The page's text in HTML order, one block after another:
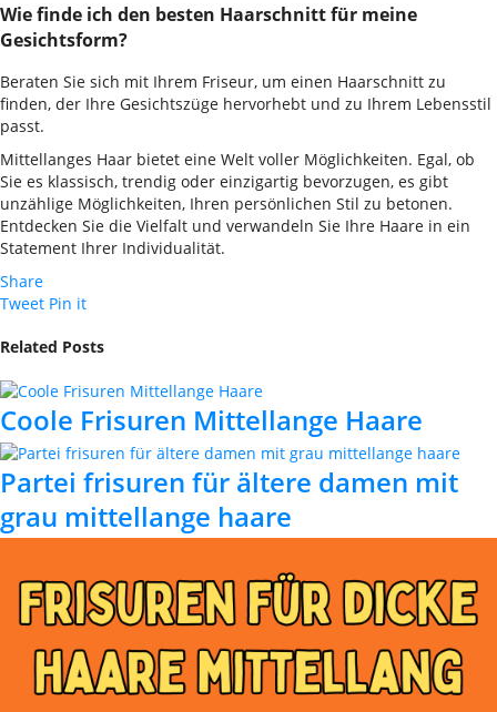
Wie finde ich den besten Haarschnitt für meine
Gesichtsform?
Beraten Sie sich mit Ihrem Friseur, um einen Haarschnitt zu
finden, der Ihre Gesichtszüge hervorhebt und zu Ihrem Lebensstil
passt.
Mittellanges Haar bietet eine Welt voller Möglichkeiten. Egal, ob
Sie es klassisch, trendig oder einzigartig bevorzugen, es gibt
unzählige Möglichkeiten, Ihren persönlichen Stil zu betonen.
Entdecken Sie die Vielfalt und verwandeln Sie Ihre Haare in ein
Statement Ihrer Individualität.
Share
Tweet Pin it
Related Posts
Coole Frisuren Mittellange Haare
Partei frisuren für ältere damen mit
grau mittellange haare